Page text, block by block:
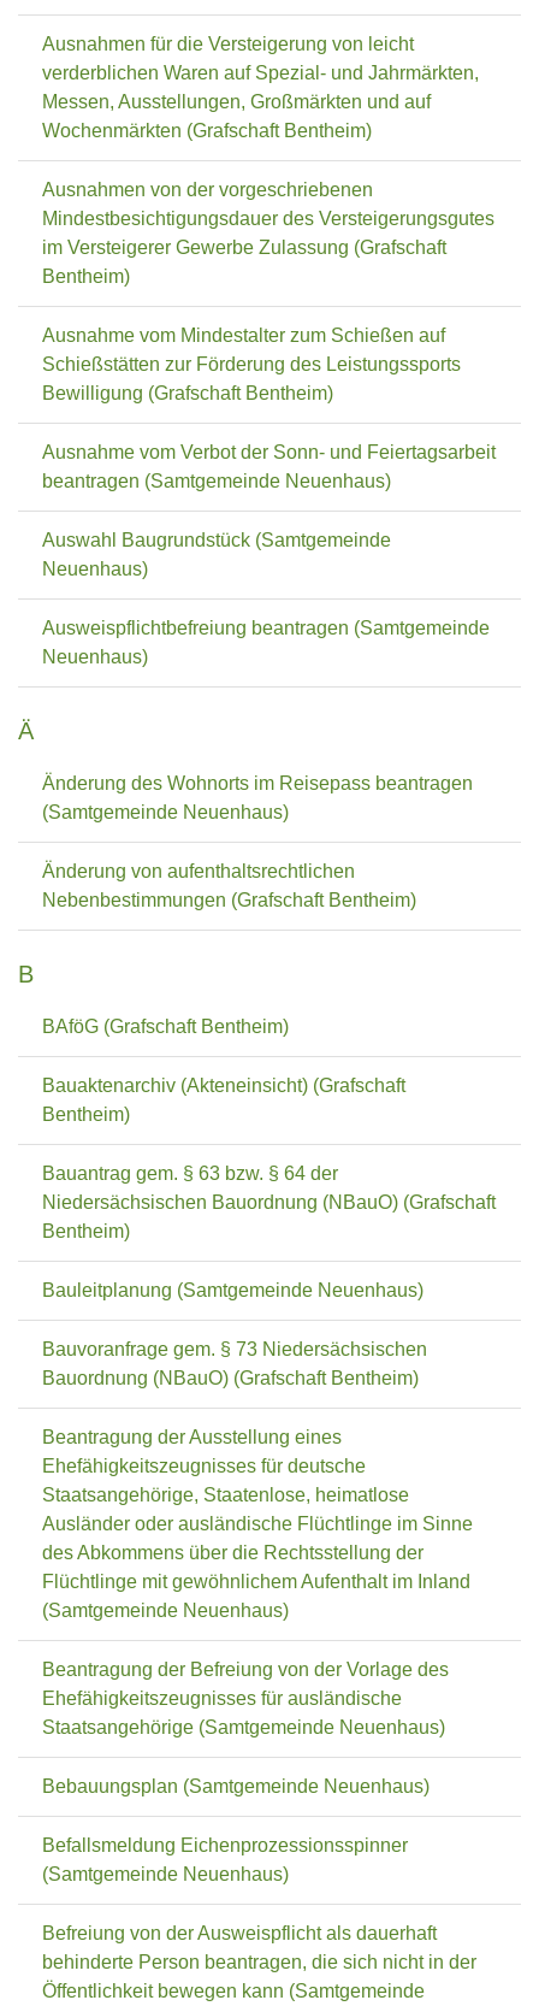
Ausnahmen für die Versteigerung von leicht
verderblichen Waren auf Spezial- und Jahrmärkten,
Messen, Ausstellungen, Großmärkten und auf
Wochenmärkten (Grafschaft Bentheim)
Ausnahmen von der vorgeschriebenen
Mindestbesichtigungsdauer des Versteigerungsgutes
im Versteigerer Gewerbe Zulassung (Grafschaft
Bentheim)
Ausnahme vom Mindestalter zum Schießen auf
Schießstätten zur Förderung des Leistungssports
Bewilligung (Grafschaft Bentheim)
Ausnahme vom Verbot der Sonn- und Feiertagsarbeit
beantragen (Samtgemeinde Neuenhaus)
Auswahl Baugrundstück (Samtgemeinde
Neuenhaus)
Ausweispflichtbefreiung beantragen (Samtgemeinde
Neuenhaus)
Ä
Änderung des Wohnorts im Reisepass beantragen
(Samtgemeinde Neuenhaus)
Änderung von aufenthaltsrechtlichen
Nebenbestimmungen (Grafschaft Bentheim)
B
BAföG (Grafschaft Bentheim)
Bauaktenarchiv (Akteneinsicht) (Grafschaft
Bentheim)
Bauantrag gem. § 63 bzw. § 64 der
Niedersächsischen Bauordnung (NBauO) (Grafschaft
Bentheim)
Bauleitplanung (Samtgemeinde Neuenhaus)
Bauvoranfrage gem. § 73 Niedersächsischen
Bauordnung (NBauO) (Grafschaft Bentheim)
Beantragung der Ausstellung eines
Ehefähigkeitszeugnisses für deutsche
Staatsangehörige, Staatenlose, heimatlose
Ausländer oder ausländische Flüchtlinge im Sinne
des Abkommens über die Rechtsstellung der
Flüchtlinge mit gewöhnlichem Aufenthalt im Inland
(Samtgemeinde Neuenhaus)
Beantragung der Befreiung von der Vorlage des
Ehefähigkeitszeugnisses für ausländische
Staatsangehörige (Samtgemeinde Neuenhaus)
Bebauungsplan (Samtgemeinde Neuenhaus)
Befallsmeldung Eichenprozessionsspinner
(Samtgemeinde Neuenhaus)
Befreiung von der Ausweispflicht als dauerhaft
behinderte Person beantragen, die sich nicht in der
Öffentlichkeit bewegen kann (Samtgemeinde